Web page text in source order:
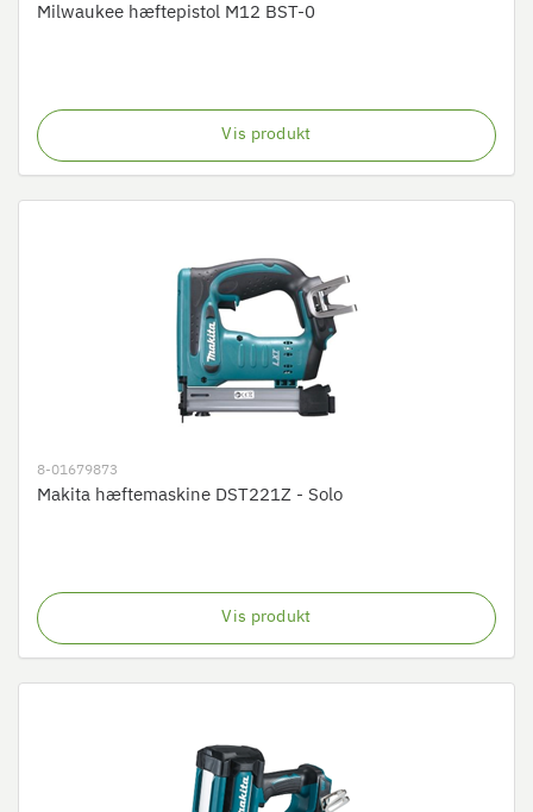
Milwaukee hæftepistol M12 BST-0
Vis produkt
8-01679873
Makita hæftemaskine DST221Z - Solo
Vis produkt